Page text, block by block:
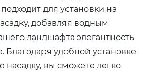
для установки на
добавляя водным
ландшафта элегантность
Благодаря удобной установке
насадку, вы сможете легко